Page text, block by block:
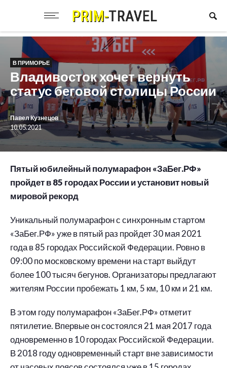
В ПРИМОРЬЕ
Владивосток хочет вернуть
статус беговой столицы России
Павел Кузнецов
10.05.2021
Пятый юбилейный полумарафон «ЗаБег.РФ»
пройдет в 85 городах России и установит новый
мировой рекорд
Уникальный полумарафон с синхронным стартом
«ЗаБег.РФ» уже в пятый раз пройдет 30 мая 2021
года в 85 городах Российской Федерации. Ровно в
09:00 по московскому времени на старт выйдут
более 100 тысяч бегунов. Организаторы предлагают
жителям России пробежать 1 км, 5 км, 10 км и 21 км.
В этом году полумарафон «ЗаБег.РФ» отметит
пятилетие. Впервые он состоялся 21 мая 2017 года
одновременно в 10 городах Российской Федерации.
В 2018 году одновременный старт вне зависимости